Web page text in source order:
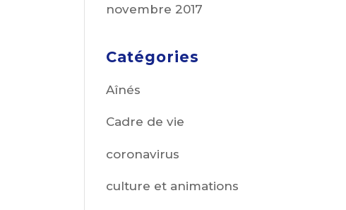
novembre 2017
Catégories
Aînés
Cadre de vie
coronavirus
culture et animations